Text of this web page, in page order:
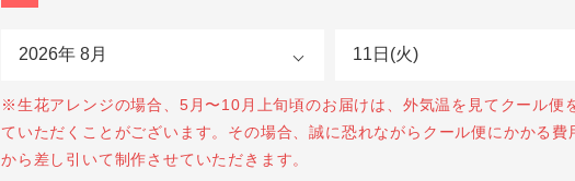
※生花アレンジの場合、5月〜10月上旬頃のお届けは、外気温を見てクール便
ていただくことがございます。その場合、誠に恐れながらクール便にかかる費
から差し引いて制作させていただきます。